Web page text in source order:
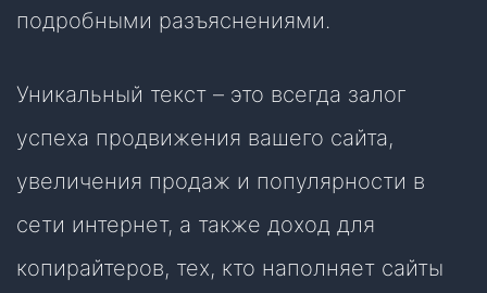
подробными разъяснениями.
Уникальный текст – это всегда залог
успеха продвижения вашего сайта,
увеличения продаж и популярности в
сети интернет, а также доход для
копирайтеров, тех, кто наполняет сайты